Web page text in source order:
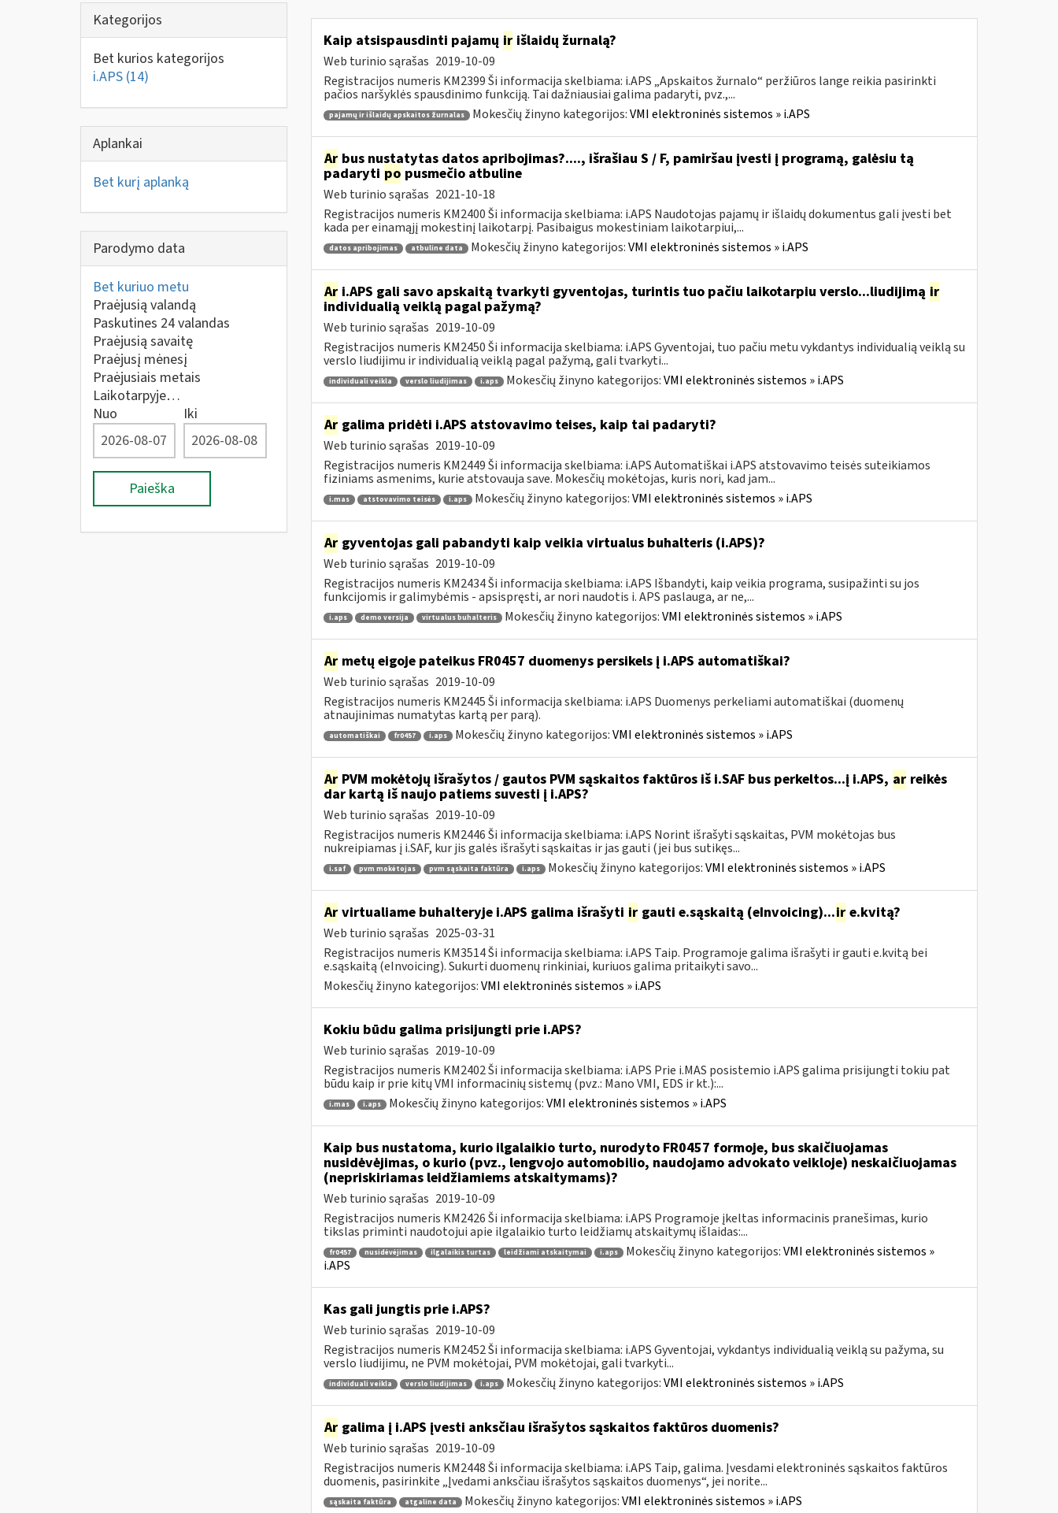
Kategorijos
Bet kurios kategorijos
i.APS (14)
Aplankai
Bet kurį aplanką
Parodymo data
Bet kuriuo metu
Praėjusią valandą
Paskutines 24 valandas
Praėjusią savaitę
Praėjusį mėnesį
Praėjusiais metais
Laikotarpyje…
Nuo
Iki
Paieška
Kaip atsispausdinti pajamų irišlaidų žurnalą?
Web turinio sąrašas 2019-10-09
Registracijos numeris KM2399 Ši informacija skelbiama: i.APS „Apskaitos žurnalo“ peržiūros lange reikia pasirinkti
pačios naršyklės spausdinimo funkciją. Tai dažniausiai galima padaryti, pvz.,...
pajamų ir išlaidų apskaitos žurnalas Mokesčių žinyno kategorijos:VMI elektroninės sistemos » i.APS
Arbus nustatytas datos apribojimas?...., išrašiau S / F, pamiršau įvesti į programą, galėsiu tą
padaryti po pusmečio atbuline
Web turinio sąrašas 2021-10-18
Registracijos numeris KM2400 Ši informacija skelbiama: i.APS Naudotojas pajamų ir išlaidų dokumentus gali įvesti bet
kada per einamąjį mokestinį laikotarpį. Pasibaigus mokestiniam laikotarpiui,...
datos apribojimas atbuline data Mokesčių žinyno kategorijos:VMI elektroninės sistemos » i.APS
Ari.APS gali savo apskaitą tvarkyti gyventojas, turintis tuo pačiu laikotarpiu verslo...liudijimą ir
individualią veiklą pagal pažymą?
Web turinio sąrašas 2019-10-09
Registracijos numeris KM2450 Ši informacija skelbiama: i.APS Gyventojai, tuo pačiu metu vykdantys individualią veiklą su
verslo liudijimu ir individualią veiklą pagal pažymą, gali tvarkyti...
individuali veikla verslo liudijimas i.aps Mokesčių žinyno kategorijos:VMI elektroninės sistemos » i.APS
Argalima pridėti i.APS atstovavimo teises, kaip tai padaryti?
Web turinio sąrašas 2019-10-09
Registracijos numeris KM2449 Ši informacija skelbiama: i.APS Automatiškai i.APS atstovavimo teisės suteikiamos
fiziniams asmenims, kurie atstovauja save. Mokesčių mokėtojas, kuris nori, kad jam...
i.mas atstovavimo teisės i.aps Mokesčių žinyno kategorijos:VMI elektroninės sistemos » i.APS
Argyventojas gali pabandyti kaip veikia virtualus buhalteris (i.APS)?
Web turinio sąrašas 2019-10-09
Registracijos numeris KM2434 Ši informacija skelbiama: i.APS Išbandyti, kaip veikia programa, susipažinti su jos
funkcijomis ir galimybėmis - apsispręsti, ar nori naudotis i. APS paslauga, ar ne,...
i.aps demo versija virtualus buhalteris Mokesčių žinyno kategorijos:VMI elektroninės sistemos » i.APS
Armetų eigoje pateikus FR0457 duomenys persikels į i.APS automatiškai?
Web turinio sąrašas 2019-10-09
Registracijos numeris KM2445 Ši informacija skelbiama: i.APS Duomenys perkeliami automatiškai (duomenų
atnaujinimas numatytas kartą per parą).
automatiškai fr0457 i.aps Mokesčių žinyno kategorijos:VMI elektroninės sistemos » i.APS
ArPVM mokėtojų išrašytos / gautos PVM sąskaitos faktūros iš i.SAF bus perkeltos...į i.APS, arreikės
dar kartą iš naujo patiems suvesti į i.APS?
Web turinio sąrašas 2019-10-09
Registracijos numeris KM2446 Ši informacija skelbiama: i.APS Norint išrašyti sąskaitas, PVM mokėtojas bus
nukreipiamas į i.SAF, kur jis galės išrašyti sąskaitas ir jas gauti (jei bus sutikęs...
i.saf pvm mokėtojas pvm sąskaita faktūra i.aps Mokesčių žinyno kategorijos:VMI elektroninės sistemos » i.APS
Arvirtualiame buhalteryje i.APS galima išrašyti irgauti e.sąskaitą (eInvoicing)...ire.kvitą?
Web turinio sąrašas 2025-03-31
Registracijos numeris KM3514 Ši informacija skelbiama: i.APS Taip. Programoje galima išrašyti ir gauti e.kvitą bei
e.sąskaitą (eInvoicing). Sukurti duomenų rinkiniai, kuriuos galima pritaikyti savo...
Mokesčių žinyno kategorijos:VMI elektroninės sistemos » i.APS
Kokiu būdu galima prisijungti prie i.APS?
Web turinio sąrašas 2019-10-09
Registracijos numeris KM2402 Ši informacija skelbiama: i.APS Prie i.MAS posistemio i.APS galima prisijungti tokiu pat
būdu kaip ir prie kitų VMI informacinių sistemų (pvz.: Mano VMI, EDS ir kt.):...
i.mas i.aps Mokesčių žinyno kategorijos:VMI elektroninės sistemos » i.APS
Kaip bus nustatoma, kurio ilgalaikio turto, nurodyto FR0457 formoje, bus skaičiuojamas
nusidėvėjimas, o kurio (pvz., lengvojo automobilio, naudojamo advokato veikloje) neskaičiuojamas
(nepriskiriamas leidžiamiems atskaitymams)?
Web turinio sąrašas 2019-10-09
Registracijos numeris KM2426 Ši informacija skelbiama: i.APS Programoje įkeltas informacinis pranešimas, kurio
tikslas priminti naudotojui apie ilgalaikio turto leidžiamų atskaitymų išlaidas:...
fr0457 nusidėvėjimas ilgalaikis turtas leidžiami atskaitymai i.aps Mokesčių žinyno kategorijos:VMI elektroninės sistemos »
i.APS
Kas gali jungtis prie i.APS?
Web turinio sąrašas 2019-10-09
Registracijos numeris KM2452 Ši informacija skelbiama: i.APS Gyventojai, vykdantys individualią veiklą su pažyma, su
verslo liudijimu, ne PVM mokėtojai, PVM mokėtojai, gali tvarkyti...
individuali veikla verslo liudijimas i.aps Mokesčių žinyno kategorijos:VMI elektroninės sistemos » i.APS
Argalima į i.APS įvesti anksčiau išrašytos sąskaitos faktūros duomenis?
Web turinio sąrašas 2019-10-09
Registracijos numeris KM2448 Ši informacija skelbiama: i.APS Taip, galima. Įvesdami elektroninės sąskaitos faktūros
duomenis, pasirinkite „Įvedami anksčiau išrašytos sąskaitos duomenys“, jei norite...
sąskaita faktūra atgaline data Mokesčių žinyno kategorijos:VMI elektroninės sistemos » i.APS